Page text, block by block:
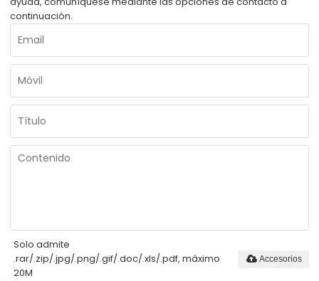
continuación.
Solo admite
.rar/.zip/.jpg/.png/.gif/.doc/.xls/.pdf, máximo
20M
Accesorios